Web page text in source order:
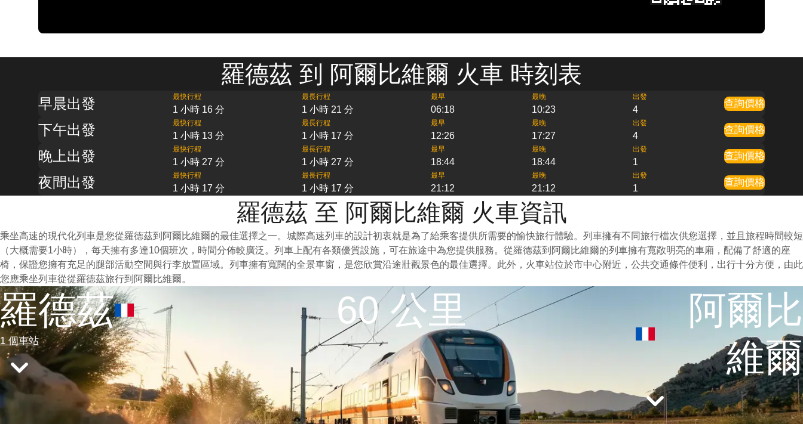
羅德茲 到 阿爾比維爾 火車 時刻表
早晨出發 最快行程
1 小時 16 分
最長行程
1 小時 21 分
最早
06:18
最晚
10:23
出發
4
查詢價格
下午出發 最快行程
1 小時 13 分
最長行程
1 小時 17 分
最早
12:26
最晚
17:27
出發
4
查詢價格
晚上出發 最快行程
1 小時 27 分
最長行程
1 小時 27 分
最早
18:44
最晚
18:44
出發
1
查詢價格
夜間出發 最快行程
1 小時 17 分
最長行程
1 小時 17 分
最早
21:12
最晚
21:12
出發
1
查詢價格
羅德茲 至 阿爾比維爾 火車資訊
乘坐高速的現代化列車是您從羅德茲到阿爾比維爾的最佳選擇之一。城際高速列車的設計初衷就是為了給乘客提供所需要的愉快旅行體驗。列車擁有不同旅行檔次供您選擇，並且旅程時間較短
（大概需要1小時），每天擁有多達10個班次，時間分佈較廣泛。列車上配有各類優質設施，可在旅途中為您提供服務。從羅德茲到阿爾比維爾的列車擁有寬敞明亮的車廂，配備了舒適的座
椅，保證您擁有充足的腿部活動空間與行李放置區域。列車擁有寬闊的全景車窗，是您欣賞沿途壯觀景色的最佳選擇。此外，火車站位於市中心附近，公共交通條件便利，出行十分方便，由此
您應乘坐列車從從羅德茲旅行到阿爾比維爾。
羅德茲
1 個車站
60 公里
阿爾比
維爾